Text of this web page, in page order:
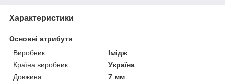
Характеристики
Основні атрибути
Виробник
Імідж
Країна виробник
Україна
Довжина
7 мм